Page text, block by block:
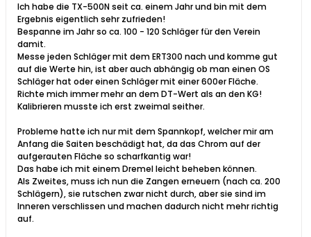
Ich habe die TX-500N seit ca. einem Jahr und bin mit dem
Ergebnis eigentlich sehr zufrieden!
Bespanne im Jahr so ca. 100 - 120 Schläger für den Verein
damit.
Messe jeden Schläger mit dem ERT300 nach und komme gut
auf die Werte hin, ist aber auch abhängig ob man einen OS
Schläger hat oder einen Schläger mit einer 600er Fläche.
Richte mich immer mehr an dem DT-Wert als an den KG!
Kalibrieren musste ich erst zweimal seither.
Probleme hatte ich nur mit dem Spannkopf, welcher mir am
Anfang die Saiten beschädigt hat, da das Chrom auf der
aufgerauten Fläche so scharfkantig war!
Das habe ich mit einem Dremel leicht beheben können.
Als Zweites, muss ich nun die Zangen erneuern (nach ca. 200
Schlägern), sie rutschen zwar nicht durch, aber sie sind im
Inneren verschlissen und machen dadurch nicht mehr richtig
auf.